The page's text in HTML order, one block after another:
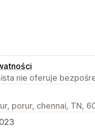
nie oferuje
porur, chennai, TN,